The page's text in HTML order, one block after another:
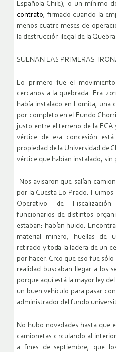
Española Chile), o un mínimo
contrato, firmado cuando la
menos cuatro meses de
la destrucción ilegal de la
SUENAN LAS PRIMERAS
Lo primero fue el
cercanos a la quebrada. Era
había instalado en Lomita, una
por completo en el Fundo
justo entre el terreno de la FCA
vértice de esa concesión
propiedad de la Universidad de
vértice que habían instalado, sin
-Nos avisaron que salían
por la Cuesta Lo Prado.
Operativo de
funcionarios de distintos
estaban: habían huido.
material minero, huellas de
retirado y toda la ladera de un
por hacer. Creo que eso fue
realidad buscaban llegar a los
porque aquí está la mayor ley
un buen vehículo para pasar
administrador del fundo
No hubo novedades hasta que
camionetas circulando al
a fines de septiembre, que